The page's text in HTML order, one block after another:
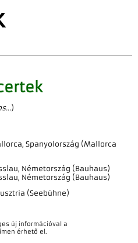
)
Spanyolország (Mallorca
Németország (Bauhaus)
Németország (Bauhaus)
(Seebühne)
új információval a
érhető el.